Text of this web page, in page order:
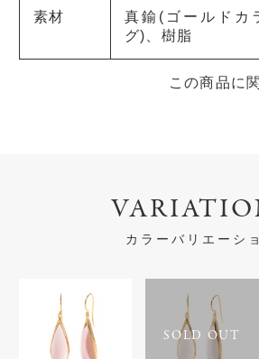
素材
真鍮(ゴールドカ
グ)、樹脂
この商品に
カラーバリエーシ
SOLD OUT